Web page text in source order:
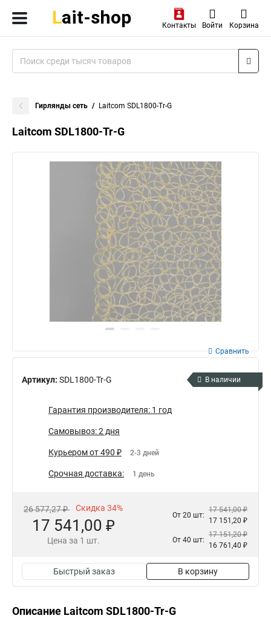
Контакты Войти Корзина
Гирлянды сеть Laitcom SDL1800-Tr-G
Laitcom SDL1800-Tr-G
Артикул: SDL1800-Tr-G
Сравнить
В наличии
Гарантия производителя: 1 год
Самовывоз: 2 дня
Курьером от 490 ₽ 2-3 дней
Срочная доставка: 1 день
26 577,27 ₽ Скидка 34%
17 541,00 ₽
Цена за 1 шт.
От 20 шт:
17 541,00 ₽
17 151,20 ₽
От 40 шт:
17 151,20 ₽
16 761,40 ₽
Быстрый заказ В корзину
Описание Laitcom SDL1800-Tr-G